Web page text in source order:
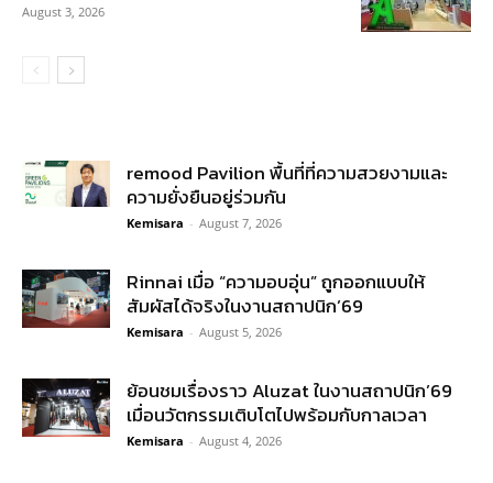
August 3, 2026
remood Pavilion พื้นที่ที่ความสวยงามและ
ความยั่งยืนอยู่ร่วมกัน
Kemisara - August 7, 2026
Rinnai เมื่อ “ความอบอุ่น” ถูกออกแบบให้
สัมผัสได้จริงในงานสถาปนิก’69
Kemisara - August 5, 2026
ย้อนชมเรื่องราว Aluzat ในงานสถาปนิก’69
เมื่อนวัตกรรมเติบโตไปพร้อมกับกาลเวลา
Kemisara - August 4, 2026